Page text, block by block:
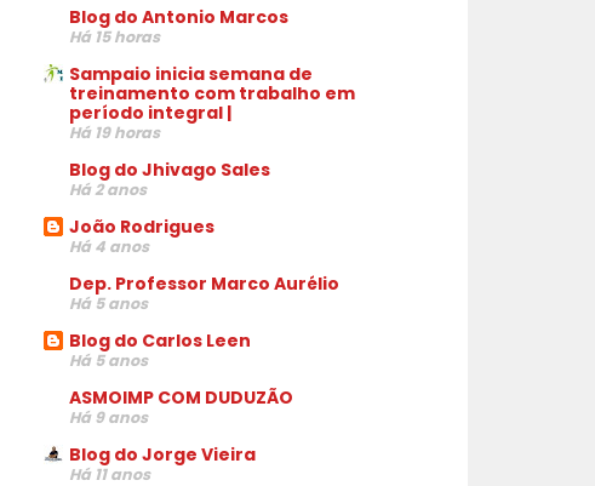
Blog do Antonio Marcos
Há 15 horas
Sampaio inicia semana de
treinamento com trabalho em
período integral |
Há 19 horas
Blog do Jhivago Sales
Há 2 anos
João Rodrigues
Há 4 anos
Dep. Professor Marco Aurélio
Há 5 anos
Blog do Carlos Leen
Há 5 anos
ASMOIMP COM DUDUZÃO
Há 9 anos
Blog do Jorge Vieira
Há 11 anos